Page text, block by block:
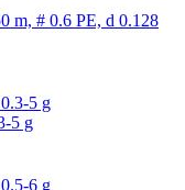
# 0.6 PE, d 0.128
5 g